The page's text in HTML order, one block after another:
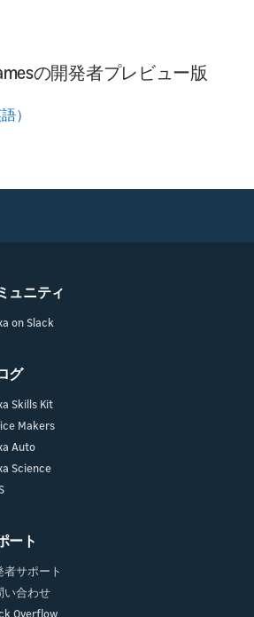
の開発者プレビュー版
）
ュニティ
on Slack
グ
Skills Kit
Makers
Auto
Science
ート
者サポート
い合わせ
Overflow